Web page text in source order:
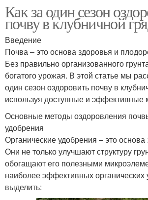
Как за один сезон
почву в клубничной
Введение
Почва – это основа здоровья и
Без правильно организованного
богатого урожая. В этой статье мы
один сезон оздоровить почву в
используя доступные и эффективные
Основные методы оздоровления
удобрения
Органические удобрения – это
Они не только улучшают структуру
обогащают его полезными
наиболее эффективных
выделить: